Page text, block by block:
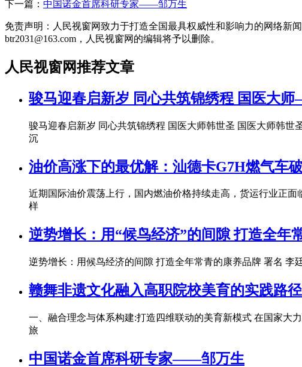
下一篇： 中国诺金首席科研专家——邹万生
免责声明：人民视窗网致力于打造全国最具权威性和影响力的网络新
btr2031@163.com，人民视窗网的编辑将予以删除。
人民视窗网推荐文章
骏马迎春启新岁 同心共筑锦绣程 国医大
骏马迎春启新岁 同心共筑锦绣程 国医大师韩世圣 国医大师韩
沉
油价高涨下的最优解：汕德卡G7H燃气车
近期国际油价震荡上行，国内燃油价格持续走高，货运行业正
样
逆势增长：用“候鸟经济”的间隙 打造全年
逆势增长：用候鸟经济的间隙 打造全年常青的康养品牌 署名
赣舞非遗文化融入高职院校美育的实践路
一、融合理念与体系构建:打造四维联动的美育新模式 在国家大
旅
中国诺金首席科研专家——邹万生